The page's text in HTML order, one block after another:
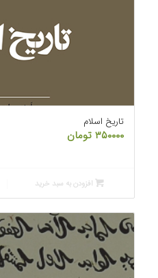
تاریخ اسلام
۳۵۰۰۰۰ تومان
افزودن به سبد خرید